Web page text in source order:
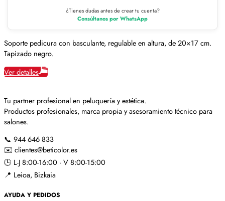
¿Tienes dudas antes de crear tu cuenta?
Consúltanos por WhatsApp
Soporte pedicura con basculante, regulable en altura, de 20×17 cm.
Tapizado negro.
Ver detalles
Tu partner profesional en peluquería y estética.
Productos profesionales, marca propia y asesoramiento técnico para
salones.
📞 944 646 833
✉️ clientes@beticolor.es
🕒 L-J 8:00-16:00 · V 8:00-15:00
📍 Leioa, Bizkaia
AYUDA Y PEDIDOS